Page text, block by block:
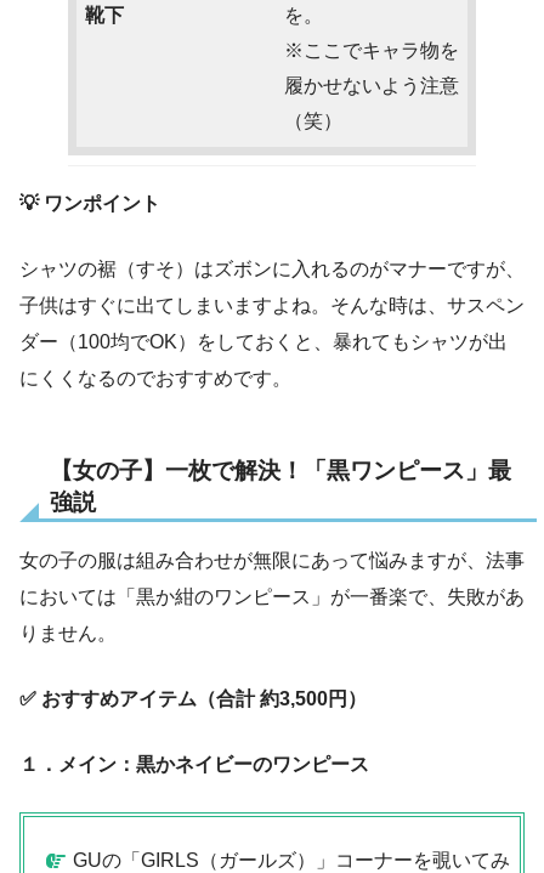
靴下
を。
※ここでキャラ物を
履かせないよう注意
（笑）
💡 ワンポイント
シャツの裾（すそ）はズボンに入れるのがマナーですが、
子供はすぐに出てしまいますよね。そんな時は、サスペン
ダー（100均でOK）をしておくと、暴れてもシャツが出
にくくなるのでおすすめです。
【女の子】一枚で解決！「黒ワンピース」最
強説
女の子の服は組み合わせが無限にあって悩みますが、法事
においては「黒か紺のワンピース」が一番楽で、失敗があ
りません。
✅ おすすめアイテム（合計 約3,500円）
１．メイン：黒かネイビーのワンピース
GUの「GIRLS（ガールズ）」コーナーを覗いてみ